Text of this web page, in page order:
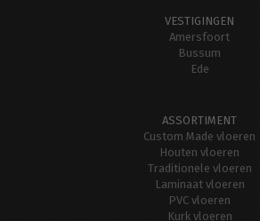
VESTIGINGEN
Amersfoort
Bussum
Ede
ASSORTIMENT
Custom Made vloeren
Houten vloeren
Traditionele vloeren
Laminaat vloeren
PVC vloeren
Kurk vloeren